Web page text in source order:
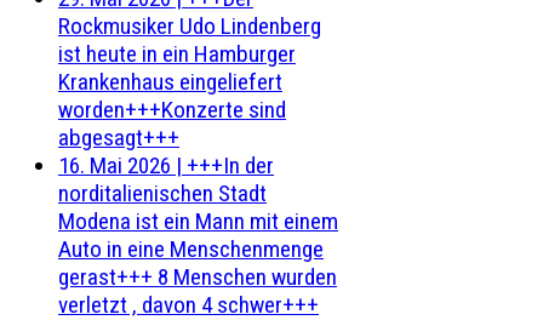
Rockmusiker Udo Lindenberg
ist heute in ein Hamburger
Krankenhaus eingeliefert
worden+++Konzerte sind
abgesagt+++
16. Mai 2026 | +++In der
norditalienischen Stadt
Modena ist ein Mann mit einem
Auto in eine Menschenmenge
gerast+++ 8 Menschen wurden
verletzt , davon 4 schwer+++